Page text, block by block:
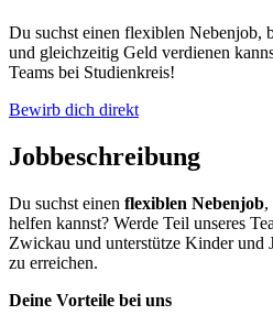
Du suchst einen flexiblen Nebenjob,
und gleichzeitig Geld verdienen
Teams bei Studienkreis!
Bewirb dich direkt
Jobbeschreibung
Du suchst einen flexiblen Nebenjob,
helfen kannst? Werde Teil unseres
Zwickau und unterstütze Kinder und
zu erreichen.
Deine Vorteile bei uns